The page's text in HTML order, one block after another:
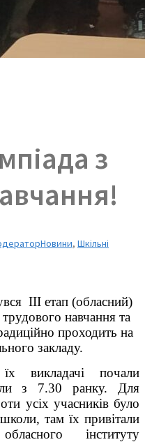
з
Новини, Шкільні
ІІІ етап (обласний)
трудового навчання та
проходить на
закладу.
викладачі почали
з 7.30 ранку. Для
усіх учасників було
там їх привітали
інституту